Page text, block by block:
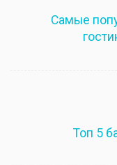
Самые
Топ 5